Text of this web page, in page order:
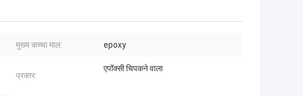
मुख्य कच्चा माल: epoxy
प्रकार:
एपॉक्सी चिपकने वाला